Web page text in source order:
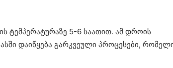
ტემპერატურაზე 5-6 საათით. ამ დროის
დაიწყება გარკვეული პროცესები,